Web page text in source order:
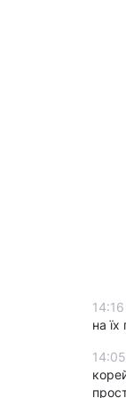
14:16
на
14:05